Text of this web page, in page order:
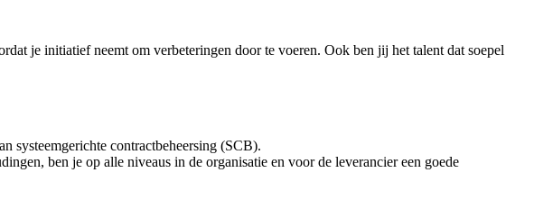
je initiatief neemt om verbeteringen door te voeren. Ook ben jij het talent dat soepel
systeemgerichte contractbeheersing (SCB).
ben je op alle niveaus in de organisatie en voor de leverancier een goede